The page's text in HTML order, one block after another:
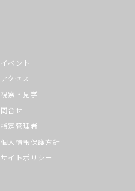
イベント
アクセス
視察・見学
問合せ
指定管理者
個人情報保護方針
サイトポリシー